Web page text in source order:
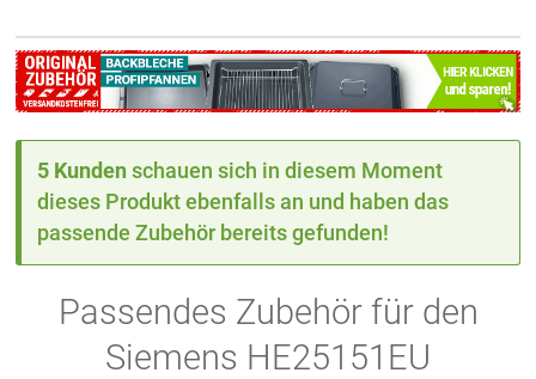
5 Kunden schauen sich in diesem Moment
dieses Produkt ebenfalls an und haben das
passende Zubehör bereits gefunden!
Passendes Zubehör für den
Siemens HE25151EU